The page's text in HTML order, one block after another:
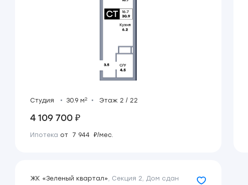
Студия 30.9 м2 Этаж 2 / 22
4 109 700 ₽
Ипотека от 7 944 ₽/мес.
ЖК «Зеленый квартал», Секция 2, Дом сдан